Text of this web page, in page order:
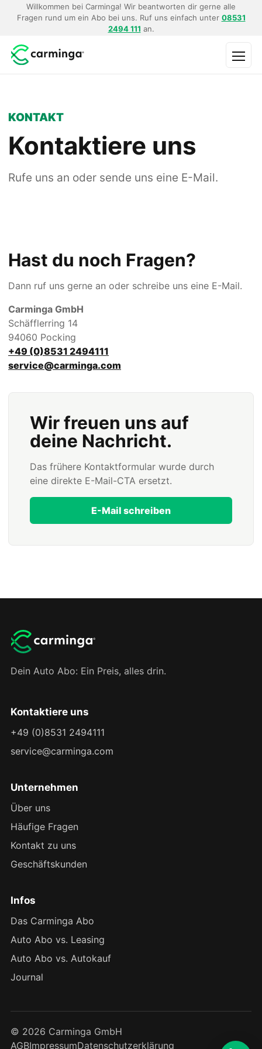
Willkommen bei Carminga! Wir beantworten dir gerne alle
Fragen rund um ein Abo bei uns. Ruf uns einfach unter 08531
2494 111 an.
KONTAKT
Kontaktiere uns
Rufe uns an oder sende uns eine E-Mail.
Hast du noch Fragen?
Dann ruf uns gerne an oder schreibe uns eine E-Mail.
Carminga GmbH
Schäfflerring 14
94060 Pocking
+49 (0)8531 2494111
service@carminga.com
Wir freuen uns auf
deine Nachricht.
Das frühere Kontaktformular wurde durch
eine direkte E-Mail-CTA ersetzt.
E-Mail schreiben
Dein Auto Abo: Ein Preis, alles drin.
Kontaktiere uns
+49 (0)8531 2494111
service@carminga.com
Unternehmen
Über uns
Häufige Fragen
Kontakt zu uns
Geschäftskunden
Infos
Das Carminga Abo
Auto Abo vs. Leasing
Auto Abo vs. Autokauf
Journal
© 2026 Carminga GmbH
AGBImpressumDatenschutzerklärung